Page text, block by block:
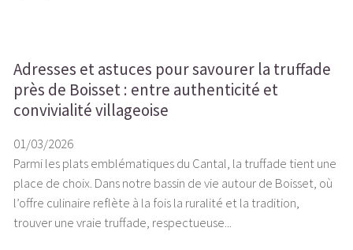
Adresses et astuces pour savourer la truffade
près de Boisset : entre authenticité et
convivialité villageoise
01/03/2026
Parmi les plats emblématiques du Cantal, la truffade tient une
place de choix. Dans notre bassin de vie autour de Boisset, où
l’offre culinaire reflète à la fois la ruralité et la tradition,
trouver une vraie truffade, respectueuse...